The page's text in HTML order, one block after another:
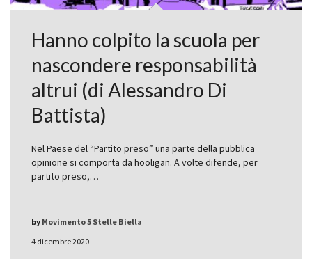
Hanno colpito la scuola per
nascondere responsabilità
altrui (di Alessandro Di
Battista)
Nel Paese del “Partito preso” una parte della pubblica
opinione si comporta da hooligan. A volte difende, per
partito preso,…
4 dicembre 2020
by Movimento 5 Stelle Biella